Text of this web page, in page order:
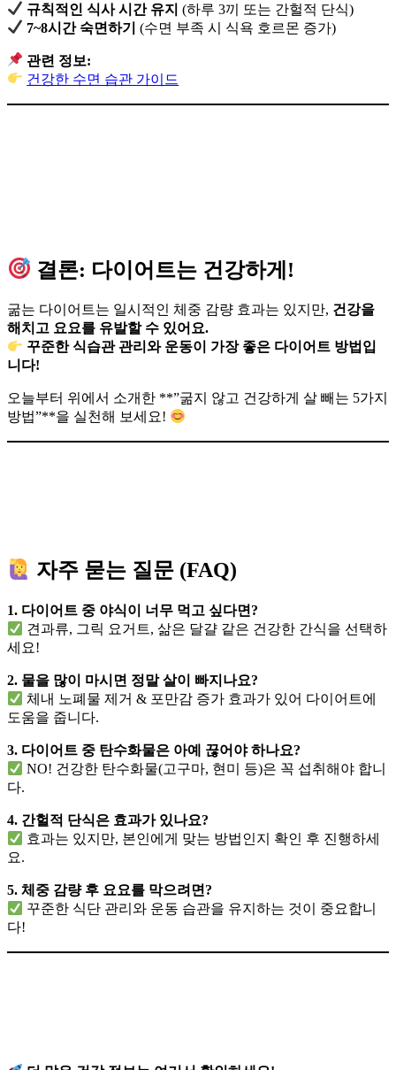
규칙적인 식사 시간 유지 (하루 3끼 또는 간헐적 단식)
7~8시간 숙면하기 (수면 부족 시 식욕 호르몬 증가)
관련 정보:
건강한 수면 습관 가이드
결론: 다이어트는 건강하게!
굶는 다이어트는 일시적인 체중 감량 효과는 있지만, 건강을
해치고 요요를 유발할 수 있어요.
꾸준한 식습관 관리와 운동이 가장 좋은 다이어트 방법입
니다!
오늘부터 위에서 소개한 **”굶지 않고 건강하게 살 빼는 5가지
방법”**을 실천해 보세요!
자주 묻는 질문 (FAQ)
1. 다이어트 중 야식이 너무 먹고 싶다면?
견과류, 그릭 요거트, 삶은 달걀 같은 건강한 간식을 선택하
세요!
2. 물을 많이 마시면 정말 살이 빠지나요?
체내 노폐물 제거 & 포만감 증가 효과가 있어 다이어트에
도움을 줍니다.
3. 다이어트 중 탄수화물은 아예 끊어야 하나요?
NO! 건강한 탄수화물(고구마, 현미 등)은 꼭 섭취해야 합니
다.
4. 간헐적 단식은 효과가 있나요?
효과는 있지만, 본인에게 맞는 방법인지 확인 후 진행하세
요.
5. 체중 감량 후 요요를 막으려면?
꾸준한 식단 관리와 운동 습관을 유지하는 것이 중요합니
다!